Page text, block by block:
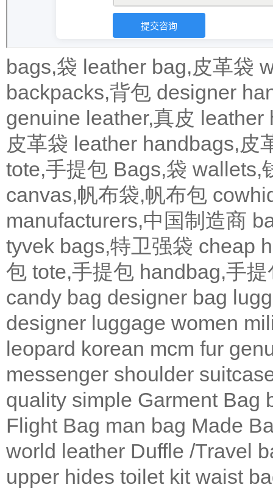
bags,袋 leather bag,皮革袋
backpacks,背包 designer
genuine leather,真皮 leather
皮革袋 leather handbags,皮
tote,手提包 Bags,袋 wallets,
canvas,帆布袋,帆布包
manufacturers,中国制造商
tyvek bags,特卫强袋 cheap
包 tote,手提包 handbag,手提
candy bag designer bag
designer luggage women
leopard korean mcm fur
messenger shoulder
quality simple Garment Bag
Flight Bag man bag Made
world leather Duffle /Travel
upper hides toilet kit waist